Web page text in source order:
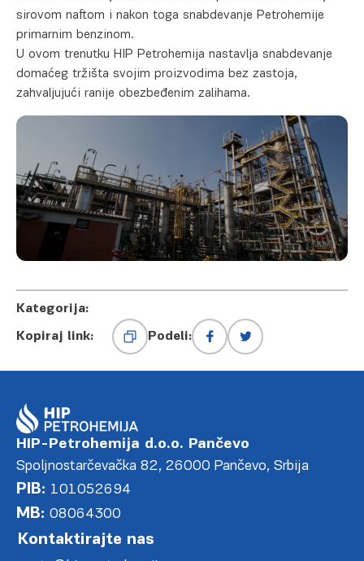
sirovom naftom i nakon toga snabdevanje Petrohemije
primarnim benzinom.
U ovom trenutku HIP Petrohemija nastavlja snabdevanje
domaćeg tržišta svojim proizvodima bez zastoja,
zahvaljujući ranije obezbeđenim zalihama.
Kategorija:
Kopiraj link: Podeli:
HIP-Petrohemija d.o.o. Pančevo
Spoljnostarčevačka 82, 26000 Pančevo, Srbija
PIB: 101052694
MB: 08064300
Kontaktirajte nas